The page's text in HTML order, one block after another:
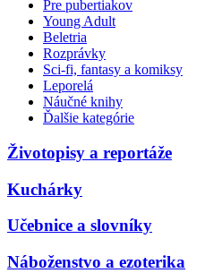
Pre pubertiakov
Young Adult
Beletria
Rozprávky
Sci-fi, fantasy a komiksy
Leporelá
Náučné knihy
Ďalšie kategórie
Životopisy a reportáže
Kuchárky
Učebnice a slovníky
Náboženstvo a ezoterika